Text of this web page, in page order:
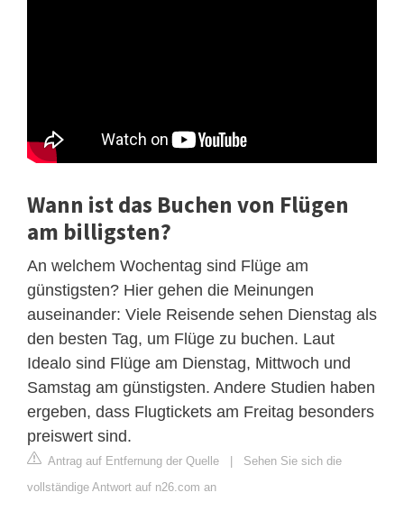
Wann ist das Buchen von Flügen
am billigsten?
An welchem Wochentag sind Flüge am
günstigsten? Hier gehen die Meinungen
auseinander: Viele Reisende sehen Dienstag als
den besten Tag, um Flüge zu buchen. Laut
Idealo sind Flüge am Dienstag, Mittwoch und
Samstag am günstigsten. Andere Studien haben
ergeben, dass Flugtickets am Freitag besonders
preiswert sind.
Antrag auf Entfernung der Quelle | Sehen Sie sich die
vollständige Antwort auf n26.com an